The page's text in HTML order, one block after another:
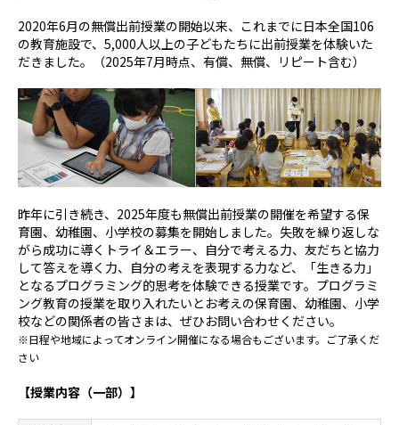
2020年6月の無償出前授業の開始以来、これまでに日本全国106
の教育施設で、 5,000人以上の子どもたちに出前授業を体験いた
だきました。（2025年7月時点、有償、無償、リピート含む）
昨年に引き続き、 2025年度も無償出前授業の開催を希望する保
育園、幼稚園、小学校の募集を開始しました。失敗を繰り返しな
がら成功に導くトライ＆エラー、自分で考える力、友だちと協力
して答えを導く力、自分の考えを表現する力など、「生きる力」
となるプログラミング的思考を体験できる授業です。プログラミ
ング教育の授業を取り入れたいとお考えの保育園、幼稚園、小学
校などの関係者の皆さまは、ぜひお問い合わせください。
※日程や地域によってオンライン開催になる場合もございます。ご了承くだ
さい
【授業内容（一部）】